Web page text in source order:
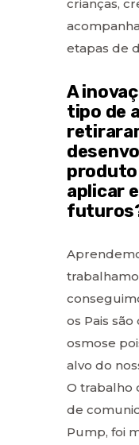
crianças,
etapas de
A
tipo de
produto
aplicar
os Pais
osmose
alvo do
O trabalho
de
Pump, foi